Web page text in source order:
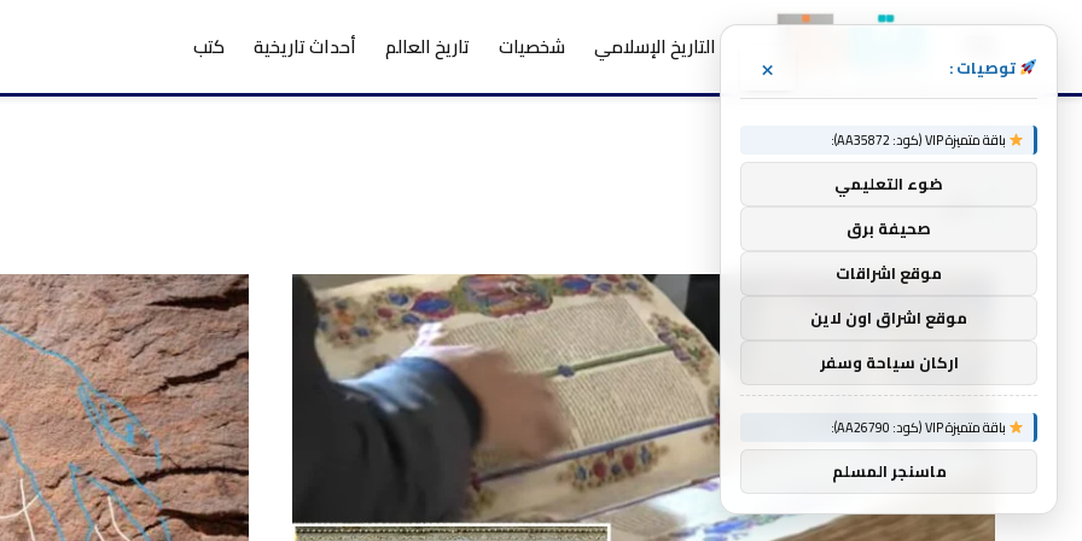
التاريخ الإسلامي شخصيات تاريخ العالم أحداث تاريخية كتب
الرئيسية فن
فن
توصيات : ×
باقة متميزة VIP (كود: AA35872):
ضوء التعليمي
صحيفة برق
موقع اشراقات
موقع اشراق اون لاين
اركان سياحة وسفر
باقة متميزة VIP (كود: AA26790):
ماسنجر المسلم